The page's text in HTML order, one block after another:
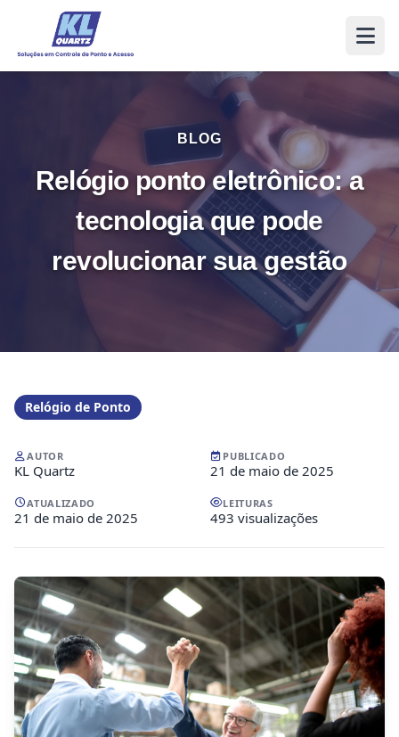
BLOG
Relógio ponto eletrônico: a
tecnologia que pode
revolucionar sua gestão
Relógio de Ponto
AUTOR
KL Quartz
PUBLICADO
21 de maio de 2025
ATUALIZADO
21 de maio de 2025
LEITURAS
493 visualizações